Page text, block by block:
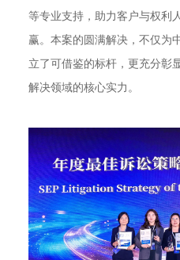
等专业支持，助力客户与权利
赢。本案的圆满解决，不仅为
立了可借鉴的标杆，更充分彰
解决领域的核心实力。